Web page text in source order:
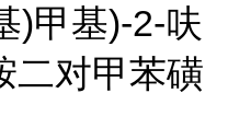
)甲基)-2-呋
二对甲苯磺